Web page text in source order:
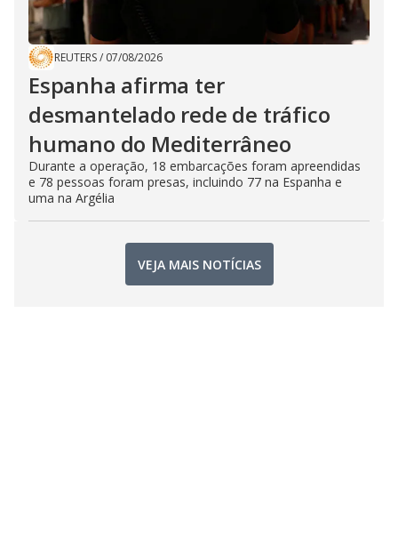
REUTERS/ 07/08/2026
Espanha afirma ter
desmantelado rede de tráfico
humano do Mediterrâneo
Durante a operação, 18 embarcações foram apreendidas
e 78 pessoas foram presas, incluindo 77 na Espanha e
uma na Argélia
VEJA MAIS NOTÍCIAS